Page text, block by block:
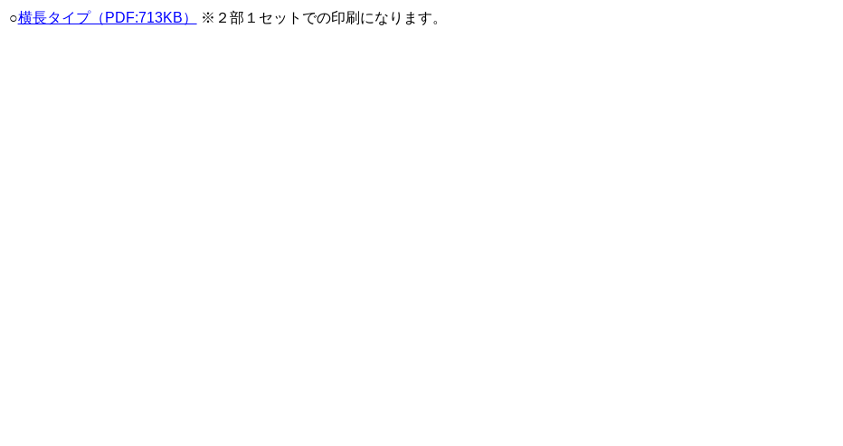
○横長タイプ（PDF:713KB） ※２部１セットでの印刷になります。